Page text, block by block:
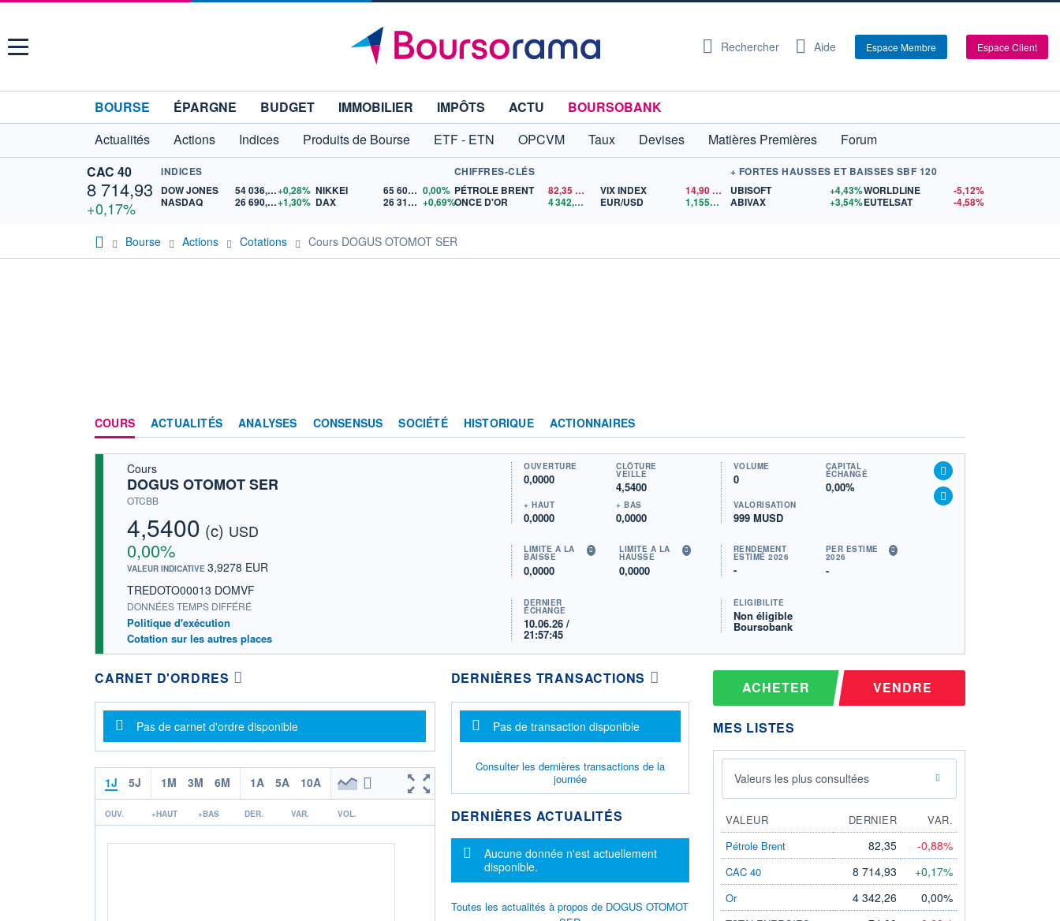
Menu Rechercher Aide Espace Membre Espace Client
BOURSE ÉPARGNE BUDGET IMMOBILIER IMPÔTS ACTU
BOURSOBANK
Actualités
Actions Indices Produits de Bourse ETF - ETN OPCVM Taux Devises Matières Premières
Forum
CAC 40
8 714,93
+0,17%
INDICES
DOW JONES
54 036,93+0,28%
NASDAQ
26 690,62+1,30%
NIKKEI 65 606,71 0,00%
DAX
26 319,45 +0,69%
CHIFFRES-CLÉS
PÉTROLE BRENT
82,35$US
ONCE D'OR
4 342,26 $US
VIX INDEX 14,90
EUR/USD
1,1559$US
+ FORTES HAUSSES ET BAISSES SBF 120
UBISOFT
+4,43%
ABIVAX
+3,54%
WORLDLINE
-5,12%
EUTELSAT
-4,58%
Bourse Actions Cotations Cours DOGUS OTOMOT SER
COURS ACTUALITÉS ANALYSES CONSENSUS SOCIÉTÉ HISTORIQUE ACTIONNAIRES
Cours
DOGUS OTOMOT SER
OTCBB
4,5400 (c) USD
0,00%
VALEUR INDICATIVE 3,9278 EUR
TREDOTO00013 DOMVF
DONNÉES TEMPS DIFFÉRÉ
Politique d'exécution
Cotation sur les autres places
OUVERTURE
0,0000
CLÔTURE
VEILLE
4,5400
+ HAUT
0,0000
+ BAS
0,0000
VOLUME
0
CAPITAL
ÉCHANGÉ
0,00%
VALORISATION
999 MUSD
LIMITE À LA
BAISSE
0,0000
LIMITE À LA
HAUSSE
0,0000
RENDEMENT
ESTIMÉ 2026
-
PER ESTIMÉ
2026
-
DERNIER
ÉCHANGE
10.06.26 /
21:57:45
ÉLIGIBILITÉ
Non éligible
Boursobank
CARNET D'ORDRES
Message d'information
Pas de carnet d'ordre disponible
1J 5J 1M 3M 6M 1A 5A 10A
OUV. +HAUT +BAS DER. VAR. VOL.
DERNIÈRES TRANSACTIONS
Message d'information
Pas de transaction disponible
Consulter les dernières transactions de la
journée
DERNIÈRES ACTUALITÉS
Message d'information
Aucune donnée n'est actuellement
disponible.
Toutes les actualités à propos de DOGUS OTOMOT
ACHETER VENDRE
MES LISTES
Valeurs les plus consultées
VALEUR DERNIER
VAR.
Pétrole Brent
82,35 -0,88%
CAC 40 8 714,93 +0,17%
Or 4 342,26 0,00%